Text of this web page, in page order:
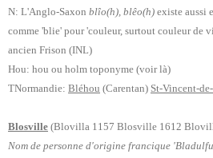
N: L'Anglo-Saxon blîo(h), blêo(h) existe aussi
comme 'blie' pour 'couleur, surtout couleur de
ancien Frison (INL)
Hou: hou ou holm toponyme (voir là)
TNormandie: Bléhou (Carentan) St-Vincent-
Blosville (Blovilla 1157 Blosville 1612
Nom de personne d'origine francique